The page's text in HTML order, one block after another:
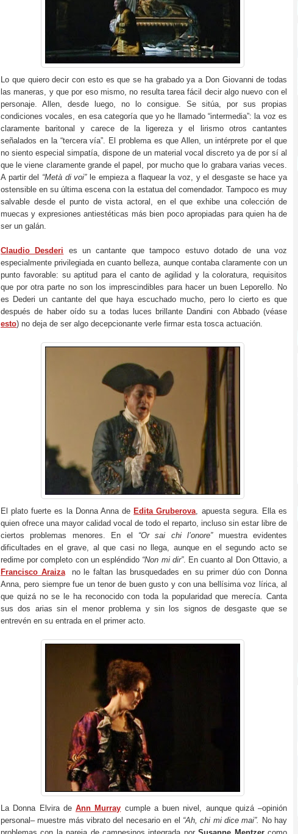
Lo que quiero decir con esto es que se ha grabado ya a Don Giovanni de todas
las maneras, y que por eso mismo, no resulta tarea fácil decir algo nuevo con el
personaje. Allen, desde luego, no lo consigue. Se sitúa, por sus propias
condiciones vocales, en esa categoría que yo he llamado “intermedia”: la voz es
claramente baritonal y carece de la ligereza y el lirismo otros cantantes
señalados en la “tercera vía”. El problema es que Allen, un intérprete por el que
no siento especial simpatía, dispone de un material vocal discreto ya de por sí al
que le viene claramente grande el papel, por mucho que lo grabara varias veces.
A partir del “Metà di voi”le empieza a flaquear la voz, y el desgaste se hace ya
ostensible en su última escena con la estatua del comendador. Tampoco es muy
salvable desde el punto de vista actoral, en el que exhibe una colección de
muecas y expresiones antiestéticas más bien poco apropiadas para quien ha de
ser un galán.
Claudio Desderi es un cantante que tampoco estuvo dotado de una voz
especialmente privilegiada en cuanto belleza, aunque contaba claramente con un
punto favorable: su aptitud para el canto de agilidad y la coloratura, requisitos
que por otra parte no son los imprescindibles para hacer un buen Leporello. No
es Dederi un cantante del que haya escuchado mucho, pero lo cierto es que
después de haber oído su a todas luces brillante Dandini con Abbado (véase
esto) no deja de ser algo decepcionante verle firmar esta tosca actuación.
El plato fuerte es la Donna Anna de Edita Gruberova, apuesta segura. Ella es
quien ofrece una mayor calidad vocal de todo el reparto, incluso sin estar libre de
ciertos problemas menores. En el “Or sai chi l’onore”muestra evidentes
dificultades en el grave, al que casi no llega, aunque en el segundo acto se
redime por completo con un espléndido “Non mi dir”. En cuanto al Don Ottavio, a
Francisco Araizano le faltan las brusquedades en su primer dúo con Donna
Anna, pero siempre fue un tenor de buen gusto y con una bellísima voz lírica, al
que quizá no se le ha reconocido con toda la popularidad que merecía. Canta
sus dos arias sin el menor problema y sin los signos de desgaste que se
entrevén en su entrada en el primer acto.
La Donna Elvira de Ann Murray cumple a buen nivel, aunque quizá –opinión
personal– muestre más vibrato del necesario en el “Ah, chi mi dice mai”. No hay